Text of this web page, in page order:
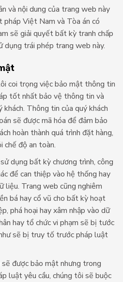
và nội dung của trang web này
pháp Việt Nam và Tòa án có
sẽ giải quyết bất kỳ tranh chấp
dụng trái phép trang web này.
coi trọng việc bảo mật thông tin
tốt nhất bảo vệ thông tin và
Thông tin của quý khách
sẽ được mã hóa để đảm bảo
hoàn thành quá trình đặt hàng,
chế độ an toàn.
dụng bất kỳ chương trình, công
để can thiệp vào hệ thống hay
liệu. Trang web cũng nghiêm
bá hay cổ vũ cho bất kỳ hoạt
phá hoại hay xâm nhập vào dữ
hay tổ chức vi phạm sẽ bị tước
sẽ bị truy tố trước pháp luật
được bảo mật nhưng trong
luật yêu cầu, chúng tôi sẽ buộc